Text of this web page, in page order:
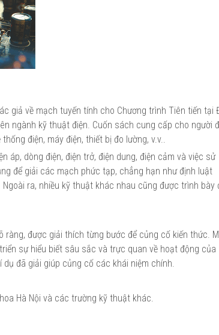
giả về mạch tuyến tính cho Chương trình Tiên tiến tại
ngành kỹ thuật điện. Cuốn sách cung cấp cho người
điện, máy điện, thiết bị đo lường, v.v..
áp, dòng điện, điện trở, điện dung, điện cảm và việc sử
để giải các mạch phức tạp, chẳng hạn như định luật
ra, nhiều kỹ thuật khác nhau cũng được trình bày
được giải thích từng bước để củng cố kiến thức.
sự hiểu biết sâu sắc và trực quan về hoạt động của
đã giải giúp củng cố các khái niệm chính.
Hà Nội và các trường kỹ thuật khác.